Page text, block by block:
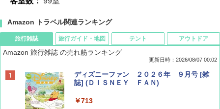
Amazon トラベル関連ランキング
旅行雑誌
Amazon 旅行雑誌 の売れ筋ランキング
更新日時：2026/08/07 00:02
ディズニーファン ２０２６年 ９月号 [雑
誌] (ＤＩＳＮＥＹ ＦＡＮ)
￥713
旅行ガイド・地図 テント アウトドア